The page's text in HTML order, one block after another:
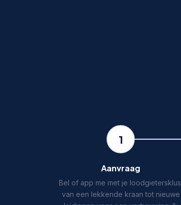
1
Aanvraag
Bel of app me met je loodgietersklus,
van een lekkende kraan tot nieuwe